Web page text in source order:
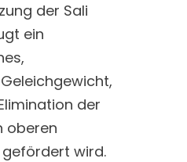
der Sali
ein
der
oberen
wird.